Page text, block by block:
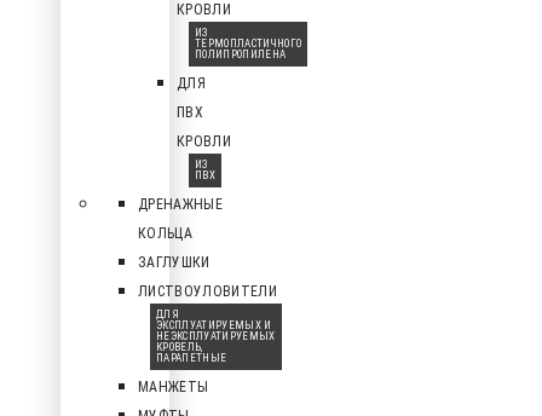
КРОВЛИ
ИЗ
ТЕРМОПЛАСТИЧНОГО
ПОЛИПРОПИЛЕНА
ДЛЯ
ПВХ
КРОВЛИ
ИЗ
ПВХ
ДРЕНАЖНЫЕ
КОЛЬЦА
ЗАГЛУШКИ
ЛИСТВОУЛОВИТЕЛИ
ДЛЯ
ЭКСПЛУАТИРУЕМЫХ И
НЕЭКСПЛУАТИРУЕМЫХ
КРОВЕЛЬ,
ПАРАПЕТНЫЕ
МАНЖЕТЫ